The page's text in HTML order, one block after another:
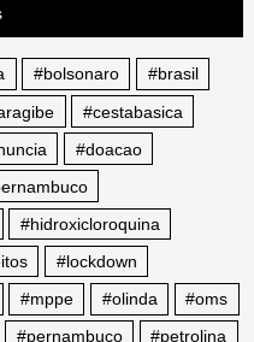
#bolsonaro
#brasil
#cestabasica
#doacao
#hidroxicloroquina
#lockdown
#mppe #olinda
#oms
#pernambuco #petrolina